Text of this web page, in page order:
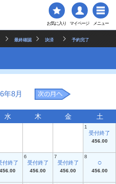
お気に入り マイページ メニュー
最終確認 決済 予約完了
年8月
水 木 金 土
1
受付終了
456.00
付終了
456.00
6
受付終了
456.00
7
受付終了
456.00
8
○
456.00